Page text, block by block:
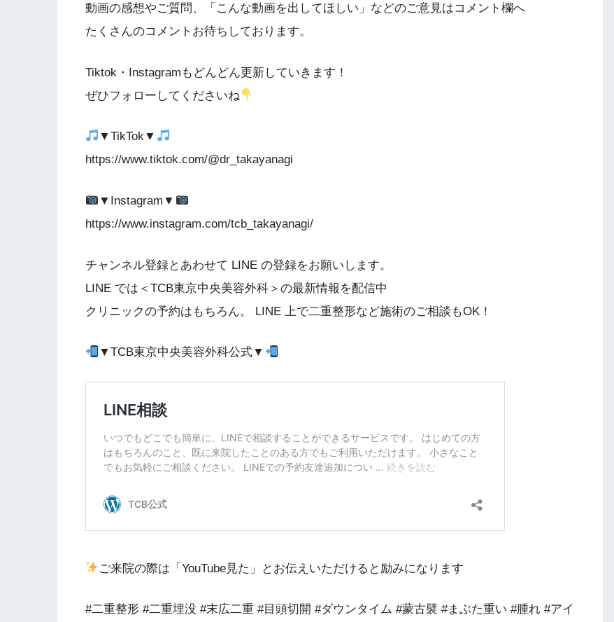
動画の感想やご質問、「こんな動画を出してほしい」などのご意見はコメント欄へ
たくさんのコメントお待ちしております。
Tiktok・Instagramもどんどん更新していきます！
ぜひフォローしてくださいね
▼TikTok▼
https://www.tiktok.com/@dr_takayanagi
▼Instagram▼
https://www.instagram.com/tcb_takayanagi/
チャンネル登録とあわせて LINE の登録をお願いします。
LINE では＜TCB東京中央美容外科＞の最新情報を配信中
クリニックの予約はもちろん。 LINE 上で二重整形など施術のご相談もOK！
▼TCB東京中央美容外科公式▼
ご来院の際は「YouTube見た」とお伝えいただけると励みになります
#二重整形 #二重埋没 #末広二重 #目頭切開 #ダウンタイム #蒙古襞 #まぶた重い #腫れ #アイ